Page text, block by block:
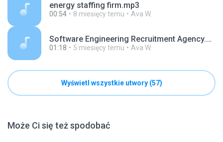
energy staffing firm.mp3
00:54 8 miesięcy temu Ava W.
Software Engineering Recruitment Agency.mp3
01:18 5 miesięcy temu Ava W.
Wyświetl wszystkie utwory (57)
Może Ci się też spodobać